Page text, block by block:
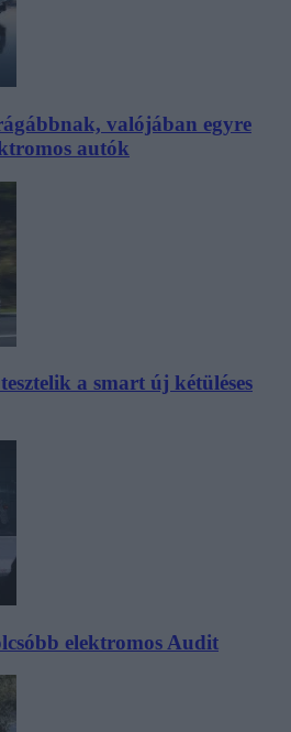
valójában egyre
autók
a smart új kétüléses
elektromos Audit